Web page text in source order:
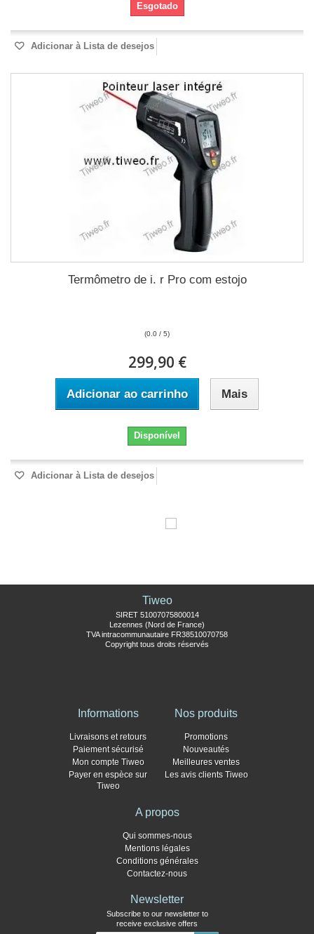
Esgotado
Adicionar à Lista de desejos
Termômetro de i. r Pro com estojo
(0.0 / 5)
299,90 €
Adicionar ao carrinho Mais
Disponível
Adicionar à Lista de desejos
Tiweo
SIRET 51007075800014
Lezennes (Nord de France)
TVA intracommunautaire FR38510070758
Copyright tous droits réservés
Informations
Livraisons et retours
Paiement sécurisé
Mon compte Tiweo
Payer en espèce sur
Tiweo
Nos produits
Promotions
Nouveautés
Meilleures ventes
Les avis clients Tiweo
A propos
Qui sommes-nous
Mentions légales
Conditions générales
Contactez-nous
Newsletter
Subscribe to our newsletter to
receive exclusive offers